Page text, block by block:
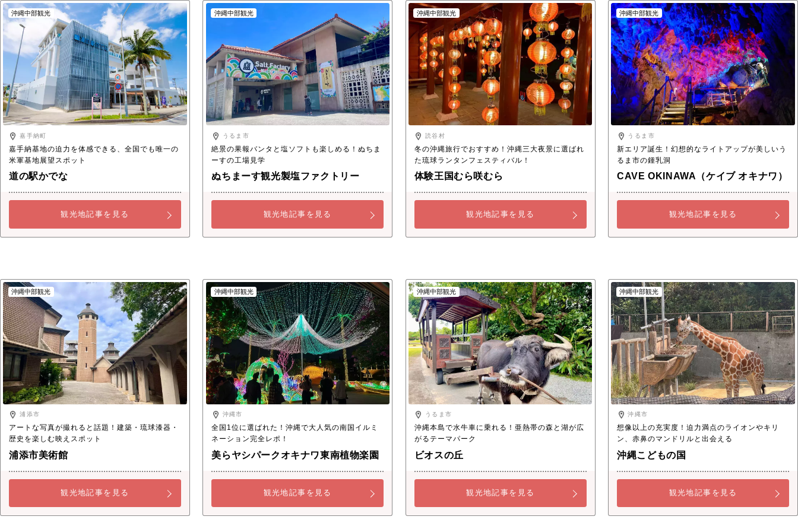
沖縄中部観光
嘉手納町
嘉手納基地の迫力を体感できる、全国でも唯一の
米軍基地展望スポット
道の駅かでな
観光地記事を見る
沖縄中部観光
うるま市
絶景の果報バンタと塩ソフトも楽しめる！ぬちま
ーすの工場見学
ぬちまーす観光製塩ファクトリー
観光地記事を見る
沖縄中部観光
読谷村
冬の沖縄旅行でおすすめ！沖縄三大夜景に選ばれ
た琉球ランタンフェスティバル！
体験王国むら咲むら
観光地記事を見る
沖縄中部観光
うるま市
新エリア誕生！幻想的なライトアップが美しいう
るま市の鍾乳洞
CAVE OKINAWA（ケイブ オキナワ）
観光地記事を見る
沖縄中部観光
浦添市
アートな写真が撮れると話題！建築・琉球漆器・
歴史を楽しむ映えスポット
浦添市美術館
観光地記事を見る
沖縄中部観光
沖縄市
全国1位に選ばれた！沖縄で大人気の南国イルミ
ネーション完全レポ！
美らヤシパークオキナワ東南植物楽園
観光地記事を見る
沖縄中部観光
うるま市
沖縄本島で水牛車に乗れる！亜熱帯の森と湖が広
がるテーマパーク
ビオスの丘
観光地記事を見る
沖縄中部観光
沖縄市
想像以上の充実度！迫力満点のライオンやキリ
ン、赤鼻のマンドリルと出会える
沖縄こどもの国
観光地記事を見る